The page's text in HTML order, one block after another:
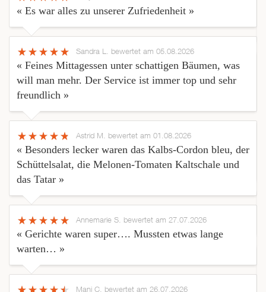
« Es war alles zu unserer Zufriedenheit »
Sandra L. bewertet am 05.08.2026
« Feines Mittagessen unter schattigen Bäumen, was
will man mehr. Der Service ist immer top und sehr
freundlich »
Astrid M. bewertet am 01.08.2026
« Besonders lecker waren das Kalbs-Cordon bleu, der
Schüttelsalat, die Melonen-Tomaten Kaltschale und
das Tatar »
Annemarie S. bewertet am 27.07.2026
« Gerichte waren super…. Mussten etwas lange
warten… »
Mani C. bewertet am 26.07.2026